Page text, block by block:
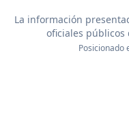
La información
oficiales públicos
Posicionado